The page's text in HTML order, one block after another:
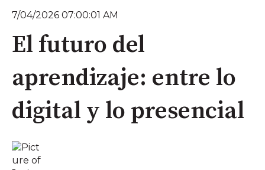
7/04/2026 07:00:01 AM
El futuro del
aprendizaje: entre lo
digital y lo presencial